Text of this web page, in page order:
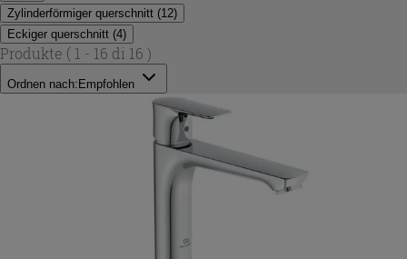
Zylinderförmiger querschnitt (12)
Eckiger querschnitt (4)
Produkte ( 1 - 16 di 16 )
Ordnen nach: Empfohlen